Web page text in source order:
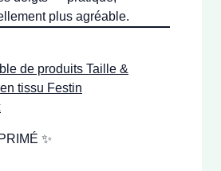
plus agréable.
✨